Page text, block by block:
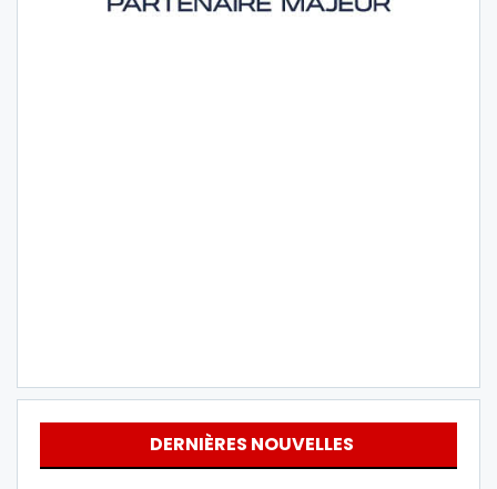
DERNIÈRES NOUVELLES